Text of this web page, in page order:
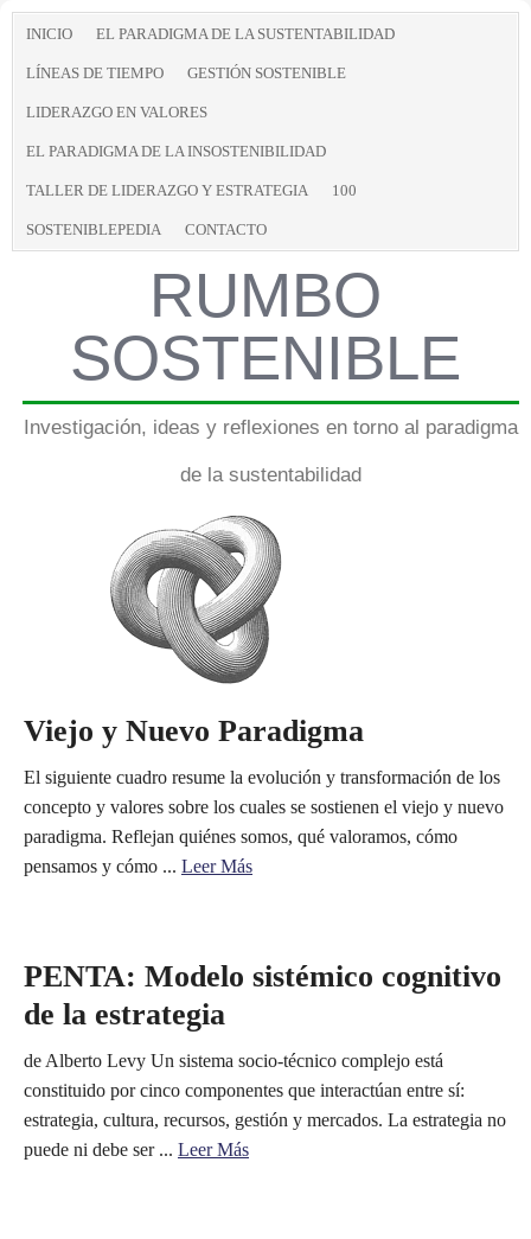
INICIO EL PARADIGMA DE LA SUSTENTABILIDAD
LÍNEAS DE TIEMPO GESTIÓN SOSTENIBLE
LIDERAZGO EN VALORES
EL PARADIGMA DE LA INSOSTENIBILIDAD
TALLER DE LIDERAZGO Y ESTRATEGIA 100
SOSTENIBLEPEDIA CONTACTO
RUMBO
SOSTENIBLE
Investigación, ideas y reflexiones en torno al paradigma
de la sustentabilidad
Viejo y Nuevo Paradigma
El siguiente cuadro resume la evolución y transformación de los
concepto y valores sobre los cuales se sostienen el viejo y nuevo
paradigma. Reflejan quiénes somos, qué valoramos, cómo
pensamos y cómo ... Leer Más
PENTA: Modelo sistémico cognitivo
de la estrategia
de Alberto Levy Un sistema socio-técnico complejo está
constituido por cinco componentes que interactúan entre sí:
estrategia, cultura, recursos, gestión y mercados. La estrategia no
puede ni debe ser ... Leer Más